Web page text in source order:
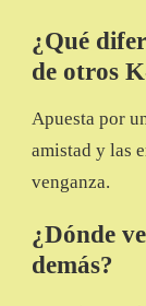
¿Qué
de otros
Apuesta por
amistad y las
venganza.
¿Dónde
demás?